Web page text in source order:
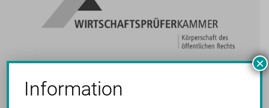
Information
×